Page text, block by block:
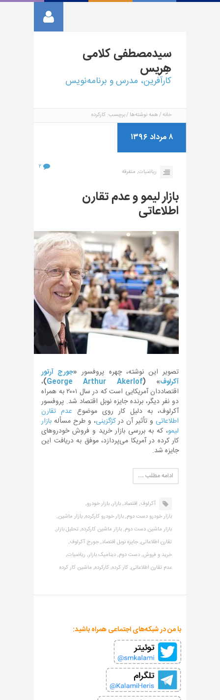
سیدمصطفیکلامی
هِریس
کارآفرین، مدرس و برنامه‌نویس
خانه همه نوشته‌ها برچسب: کارکرده
۸ مرداد ۱۳۹۶
ریاضیات, متفرقه
۲
بازار لیمو و عدم تقارن
اطلاعاتی
تصویر این نوشته، چهره پروفسور «جورج آرتور
آکرلوف» (
George Arthur Akerlof
)،
اقتصاددان آمریکایی است که در سال ۲۰۰۱ به همراه
دو نفر دیگر، برنده جایزه نوبل اقتصاد شد. پروفسور
آکرلوف، به دلیل کار روی موضوع عدم تقارن
اطلاعاتی و تأثیر آن درکژگزینی، و طرح مسأله بازار
لیمو، که به بررسی بازار خرید و فروش خودروهای
کار کرده در آمریکا می‌پردازد، موفق به دریافت این
جایزه شد.
ادامه مطلب …
آکرلوف, اقتصاد,بازار,بازار خودرو,
بازار خودرو دست دوم,بازار خودرو کارکرده,بازار ماشین,
بازار ماشین دست دوم,بازار ماشین کارکرده,تحلیل بازار,
تقارن اطلاعاتی,جایزه نوبل اقتصاد,جورج آکرلوف,
خرید و فروش,دست دوم,دینامیک بازار, ریاضیات,
عدم تقارن اطلاعاتی,کار کرده,کارکرده, ماشین کار کرده
با من در شبکه‌های اجتماعی همراه باشید: